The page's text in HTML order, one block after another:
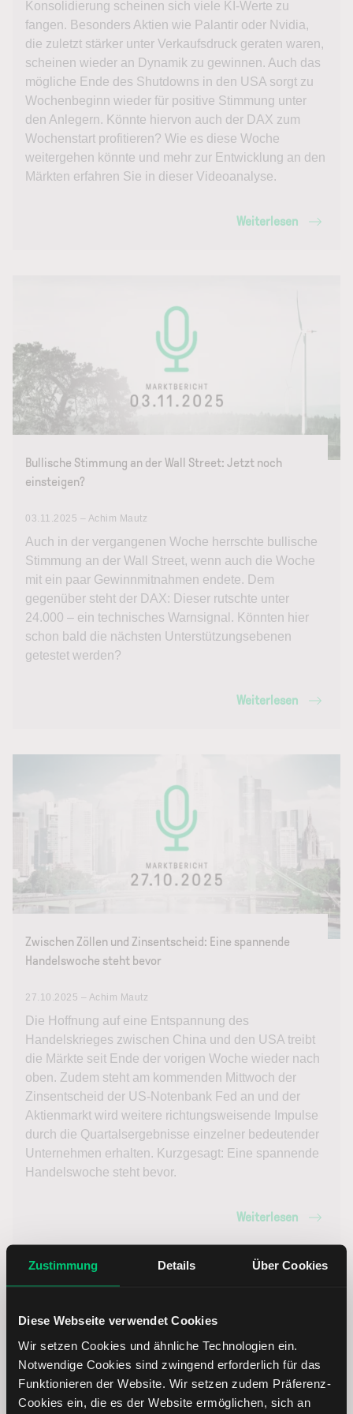
Zustimmung Details Über Cookies
Diese Webseite verwendet Cookies
Wir setzen Cookies und ähnliche Technologien ein.
Notwendige Cookies sind zwingend erforderlich für das
Funktionieren der Website. Wir setzen zudem Präferenz-
Cookies ein, die es der Website ermöglichen, sich an
Konsolidierung scheinen sich viele KI-Werte zu
fangen. Besonders Aktien wie Palantir oder Nvidia,
die zuletzt stärker unter Verkaufsdruck geraten waren,
scheinen wieder an Dynamik zu gewinnen. Auch das
mögliche Ende des Shutdowns in den USA sorgt zu
Wochenbeginn wieder für positive Stimmung unter
den Anlegern. Könnte hiervon auch der DAX zum
Wochenstart profitieren? Wie es diese Woche
weitergehen könnte und mehr zur Entwicklung an den
Märkten erfahren Sie in dieser Videoanalyse.
Weiterlesen
Bullische Stimmung an der Wall Street: Jetzt noch
einsteigen?
03.11.2025 – Achim Mautz
Auch in der vergangenen Woche herrschte bullische
Stimmung an der Wall Street, wenn auch die Woche
mit ein paar Gewinnmitnahmen endete. Dem
gegenüber steht der DAX: Dieser rutschte unter
24.000 – ein technisches Warnsignal. Könnten hier
schon bald die nächsten Unterstützungsebenen
getestet werden?
Weiterlesen
Zwischen Zöllen und Zinsentscheid: Eine spannende
Handelswoche steht bevor
27.10.2025 – Achim Mautz
Die Hoffnung auf eine Entspannung des
Handelskrieges zwischen China und den USA treibt
die Märkte seit Ende der vorigen Woche wieder nach
oben. Zudem steht am kommenden Mittwoch der
Zinsentscheid der US-Notenbank Fed an und der
Aktienmarkt wird weitere richtungsweisende Impulse
durch die Quartalsergebnisse einzelner bedeutender
Unternehmen erhalten. Kurzgesagt: Eine spannende
Handelswoche steht bevor.
Weiterlesen
LYNX Marktbericht:
Börsenberichte vom